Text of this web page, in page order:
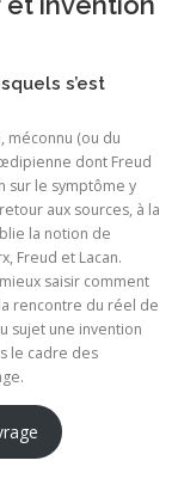
s’est
méconnu (ou du
dont Freud
sur le symptôme y
aux sources, à la
la notion de
Freud et Lacan.
saisir comment
rencontre du réel de
sujet une invention
le cadre des